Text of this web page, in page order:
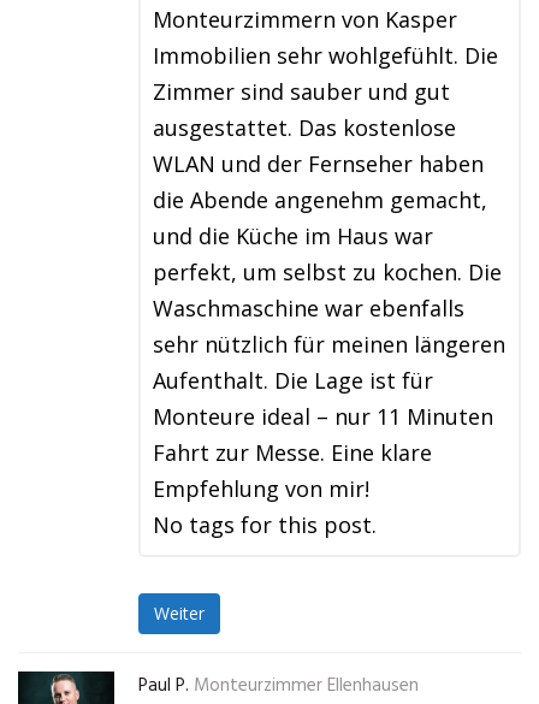
Monteurzimmern von Kasper
Immobilien sehr wohlgefühlt. Die
Zimmer sind sauber und gut
ausgestattet. Das kostenlose
WLAN und der Fernseher haben
die Abende angenehm gemacht,
und die Küche im Haus war
perfekt, um selbst zu kochen. Die
Waschmaschine war ebenfalls
sehr nützlich für meinen längeren
Aufenthalt. Die Lage ist für
Monteure ideal – nur 11 Minuten
Fahrt zur Messe. Eine klare
Empfehlung von mir!
No tags for this post.
Weiter
Paul P. Monteurzimmer Ellenhausen